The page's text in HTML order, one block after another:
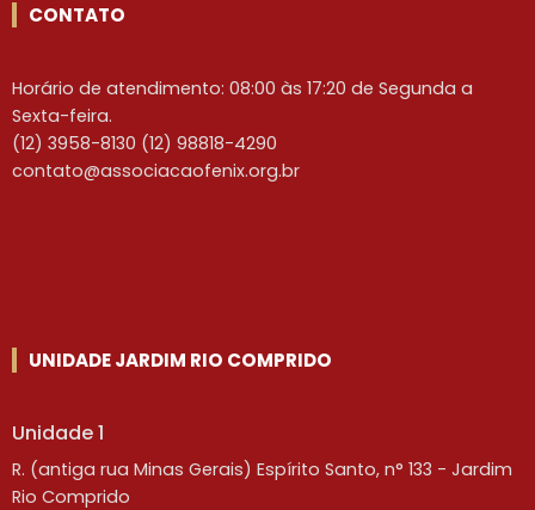
CONTATO
Horário de atendimento: 08:00 às 17:20 de Segunda a
Sexta-feira.
(12) 3958-8130 (12) 98818-4290
contato@associacaofenix.org.br
UNIDADE JARDIM RIO COMPRIDO
Unidade 1
R. (antiga rua Minas Gerais) Espírito Santo, n° 133 - Jardim
Rio Comprido